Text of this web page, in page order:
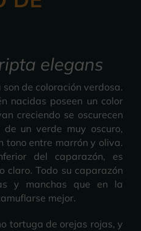
elegans
de coloración verdosa.
nacidas poseen un color
creciendo se oscurecen
un verde muy oscuro,
tono entre marrón y oliva.
del caparazón, es
claro. Todo su caparazón
y manchas que en la
mejor.
tortuga de orejas rojas, y